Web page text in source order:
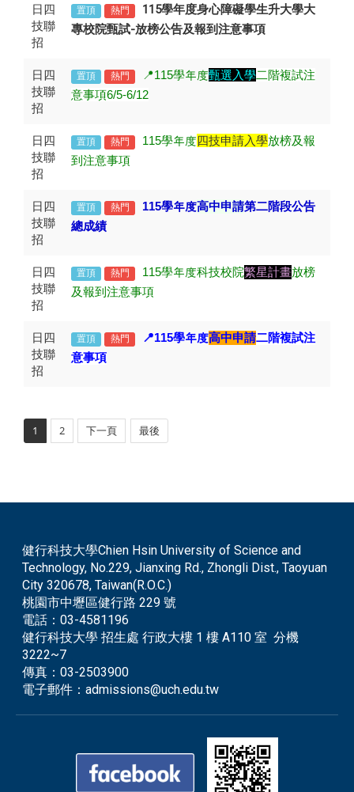
日四
技聯
招
置頂 熱門
115學年度身心障礙學生升大學大
專校院甄試-放榜公告及報到注意事項
日四
技聯
招
置頂 熱門 📍115學年度甄選入學二階複試注
意事項6/5-6/12
日四
技聯
招
置頂 熱門 115學年度四技申請入學放榜及報
到注意事項
日四
技聯
招
置頂 熱門 115學年度高中申請第二階段公告
總成績
日四
技聯
招
置頂 熱門 115學年度科技校院繁星計畫放榜
及報到注意事項
日四
技聯
招
置頂 熱門 📍115學年度高中申請二階複試注
意事項
1 2 下一頁 最後
健行科技大學Chien Hsin University of Science and
Technology, No.229, Jianxing Rd., Zhongli Dist., Taoyuan
City 320678, Taiwan(R.O.C.)
桃園市中壢區健行路 229 號
電話：03-4581196
健行科技大學 招生處 行政大樓 1 樓 A110 室 分機
3222~7
傳真：03-2503900
電子郵件：admissions@uch.edu.tw